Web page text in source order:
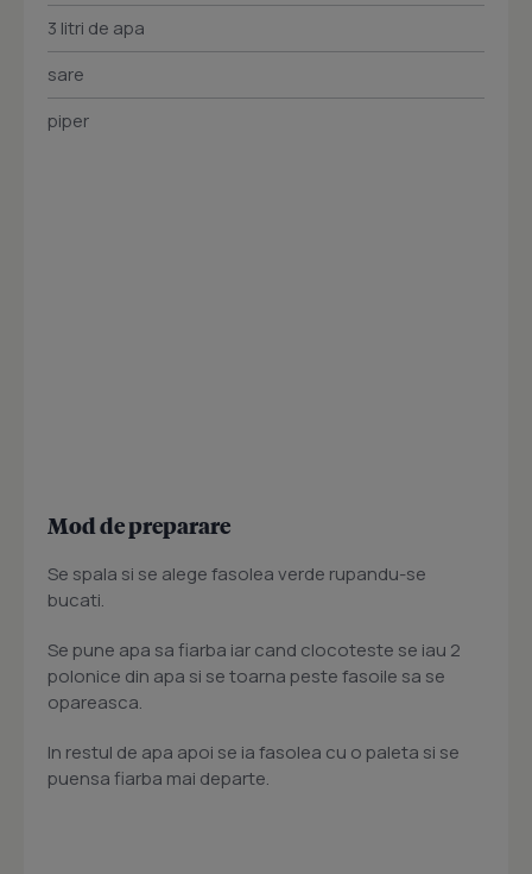
3 litri de apa
sare
piper
Mod de preparare
Se spala si se alege fasolea verde rupandu-se
bucati.
Se pune apa sa fiarba iar cand clocoteste se iau 2
polonice din apa si se toarna peste fasoile sa se
opareasca.
In restul de apa apoi se ia fasolea cu o paleta si se
puensa fiarba mai departe.